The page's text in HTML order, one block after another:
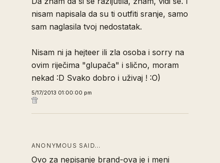
nisam napisala da su ti outfiti sranje, samo
sam naglasila tvoj nedostatak.
Nisam ni ja hejteer ili zla osoba i sorry na
ovim riječima "glupača" i slično, moram
nekad :D Svako dobro i uživaj ! :O)
5/17/2013 01:00:00 pm
ANONYMOUS SAID…
Ovo za nepisanje brand-ova je i meni